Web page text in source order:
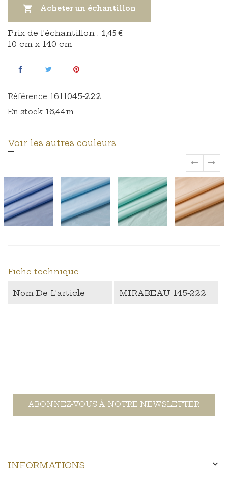
 Acheter un échantillon
Prix ​​de l'échantillon : 1,45 €
10 cm x 140 cm
Référence 1611045-222
En stock 16,44m
Voir les autres couleurs.
‹ ›
Fiche technique
Nom De L'article MIRABEAU 145-222
ABONNEZ-VOUS À NOTRE NEWSLETTER
INFORMATIONS 